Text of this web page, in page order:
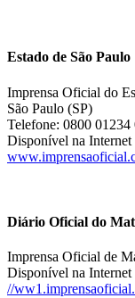
Estado de São Paulo
Imprensa Oficial do
São Paulo (SP)
Telefone: 0800 01234
Disponível na Internet
Diário Oficial do
Imprensa Oficial de
Disponível na Internet
//